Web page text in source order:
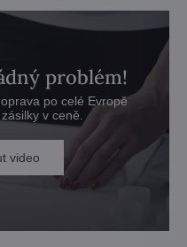
problém!
po celé Evropě
v ceně.
video